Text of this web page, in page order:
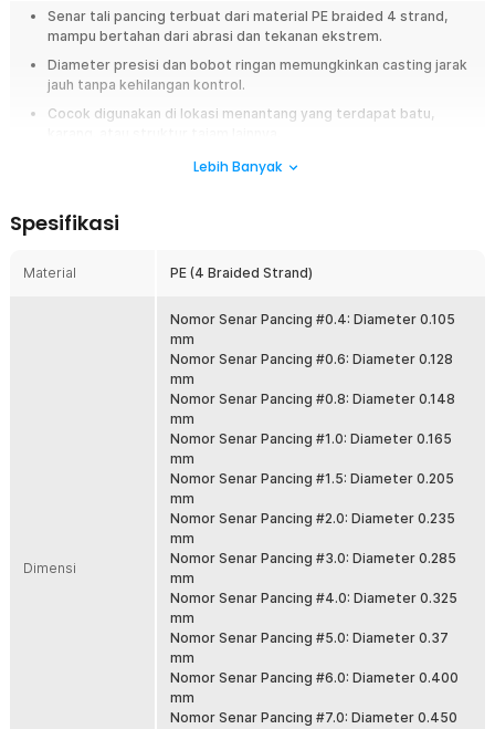
Senar tali pancing terbuat dari material PE braided 4 strand,
mampu bertahan dari abrasi dan tekanan ekstrem.
Diameter presisi dan bobot ringan memungkinkan casting jarak
jauh tanpa kehilangan kontrol.
Cocok digunakan di lokasi menantang yang terdapat batu,
Senar lentur namun kuat, cocok metode mancing casting,
Dapat digunakan di air asin yang korosif atau air tawar yang
berarus deras.
Overview
Gunakan senar pancing PE braided 300M dari TaffSPORT yang dirancang
kuat, halus, dan tahan abrasi untuk berbagai kondisi memancing. Cocok
digunakan di laut, sungai, dan kolam dengan performa stabil saat casting
maupun fight ikan besar. Solusi tepat untuk pemancing pemula hingga
Material PE Braided 4 Strand Kuat
Menggunakan bahan PE braided 4 anyaman yang terkenal kuat dan
tahan lama. Struktur serat rapat membantu menahan tarikan besar
saat strike. Cocok untuk area berbatu, karang, dan spot ekstrem.
Panjang 300 M Lebih Fleksibel
Dengan panjang 300 M, senar cukup untuk pengisian spool reel
ukuran kecil hingga menengah. Bisa digunakan untuk beberapa
setup sekaligus. Lebih hemat dibanding membeli spool kecil
Diameter Presisi dan Casting Jauh
Diameter senar dibuat presisi agar lebih licin saat keluar dari spool.
Lebih Banyak
Spesifikasi
Material PE (4 Braided Strand)
Dimensi
Nomor Senar Pancing #0.4: Diameter 0.105
mm
Nomor Senar Pancing #0.6: Diameter 0.128
mm
Nomor Senar Pancing #0.8: Diameter 0.148
mm
Nomor Senar Pancing #1.0: Diameter 0.165
mm
Nomor Senar Pancing #1.5: Diameter 0.205
mm
Nomor Senar Pancing #2.0: Diameter 0.235
mm
Nomor Senar Pancing #3.0: Diameter 0.285
mm
Nomor Senar Pancing #4.0: Diameter 0.325
mm
Nomor Senar Pancing #5.0: Diameter 0.37
mm
Nomor Senar Pancing #6.0: Diameter 0.400
mm
Nomor Senar Pancing #7.0: Diameter 0.450